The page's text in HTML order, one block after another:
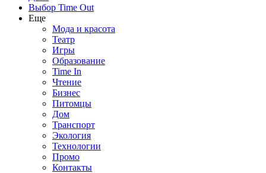
Выбор Time Out
Еще
Мода и красота
Театр
Игры
Образование
Time In
Чтение
Бизнес
Питомцы
Дом
Транспорт
Экология
Технологии
Промо
Контакты